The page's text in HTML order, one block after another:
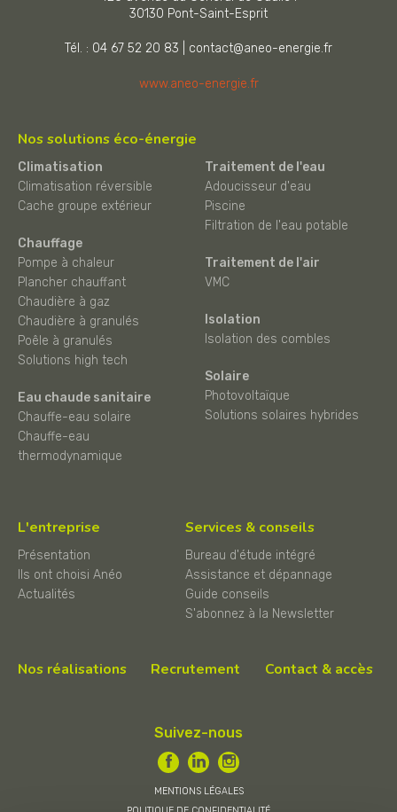
30130 Pont-Saint-Esprit
Tél. : 04 67 52 20 83 contact@aneo-energie.fr
www.aneo-energie.fr
Nos solutions éco-énergie
Climatisation
Climatisation réversible
Cache groupe extérieur
Chauffage
Pompe à chaleur
Plancher chauffant
Chaudière à gaz
Chaudière à granulés
Poêle à granulés
Solutions high tech
Eau chaude sanitaire
Chauffe-eau solaire
Chauffe-eau
thermodynamique
Traitement de l'eau
Adoucisseur d'eau
Piscine
Filtration de l'eau potable
Traitement de l'air
VMC
Isolation
Isolation des combles
Solaire
Photovoltaïque
Solutions solaires hybrides
L'entreprise
Présentation
Ils ont choisi Anéo
Actualités
Services & conseils
Bureau d'étude intégré
Assistance et dépannage
Guide conseils
S'abonnez à la Newsletter
Nos réalisations Recrutement Contact & accès
Suivez-nous
MENTIONS LÉGALES